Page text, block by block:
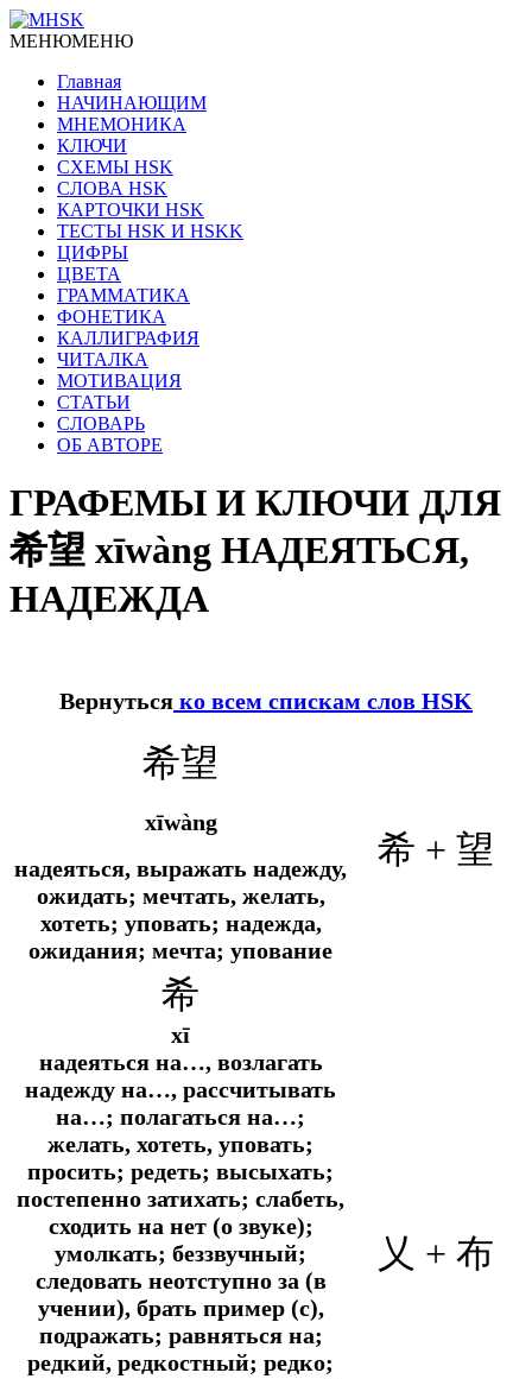
МЕНЮМЕНЮ
Главная
НАЧИНАЮЩИМ
МНЕМОНИКА
КЛЮЧИ
СХЕМЫ HSK
СЛОВА HSK
КАРТОЧКИ HSK
ТЕСТЫ HSK И HSKK
ЦИФРЫ
ЦВЕТА
ГРАММАТИКА
ФОНЕТИКА
КАЛЛИГРАФИЯ
ЧИТАЛКА
МОТИВАЦИЯ
СТАТЬИ
СЛОВАРЬ
ОБ АВТОРЕ
ГРАФЕМЫ И КЛЮЧИ ДЛЯ
希望 xīwàng НАДЕЯТЬСЯ,
НАДЕЖДА
Вернуться ко всем спискам слов HSK
希望
xīwàng
надеяться, выражать надежду,
ожидать; мечтать, желать,
хотеть; уповать; надежда,
ожидания; мечта; упование
希 + 望
希
xī
надеяться на…, возлагать
надежду на…, рассчитывать
на…; полагаться на…;
желать, хотеть, уповать;
просить; редеть; высыхать;
постепенно затихать; слабеть,
сходить на нет (о звуке);
умолкать; беззвучный;
следовать неотступно за (в
учении), брать пример (с),
подражать; равняться на;
редкий, редкостный; редко;
乂 + 布